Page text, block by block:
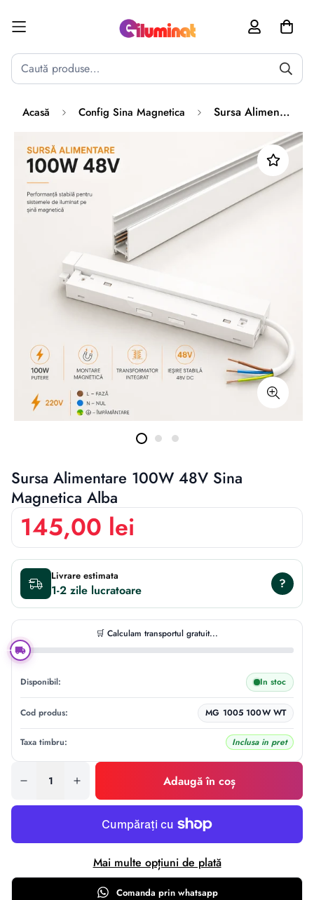
Acasă Config Sina Magnetica Sursa Alimentare 100W 48V Sina Magnetica Alba
Sursa Alimentare 100W 48V Sina
Magnetica Alba
145,00 lei
Livrare estimata
1-2 zile ?
🛒 Calculam transportul gratuit...
Disponibil: In stoc
Cod produs: MG 1005 100W WT
Taxa timbru: Inclusa in pret
Adaugă în coș
Mai multe opțiuni de plată
Comanda prin whatsapp